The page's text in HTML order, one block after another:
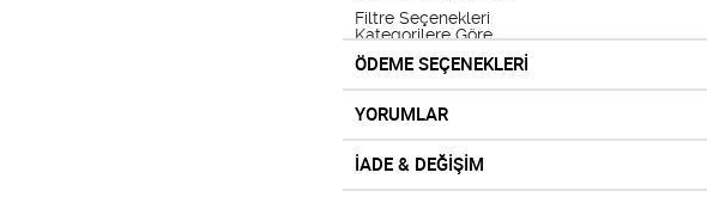
Filtre Seçenekleri
Kategorilere Göre
Beyaz Eşya,Buzdolapları,NO Frost
Markalara Göre
ugur
ÖDEME SEÇENEKLERİ
YORUMLAR
İADE & DEĞİŞİM